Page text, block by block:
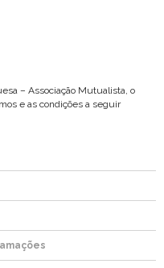
– Associação Mutualista, o
e as condições a seguir